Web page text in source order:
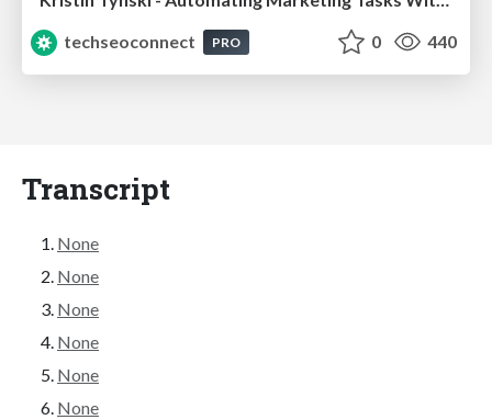
techseoconnect
PRO 0 440
Transcript
None
None
None
None
None
None